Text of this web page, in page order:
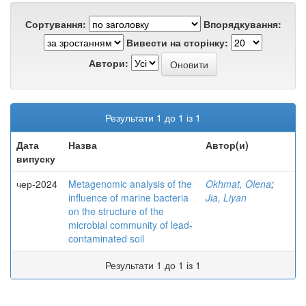
Сортування:
Впорядкування:
Вивести на сторінку:
Автори:
Результати 1 до 1 із 1
Дата
випуску
Назва Автор(и)
чер-2024
Metagenomic analysis of the
influence of marine bacteria
on the structure of the
microbial community of lead-
contaminated soil
Okhmat, Olena;
Jia, Liyan
Результати 1 до 1 із 1